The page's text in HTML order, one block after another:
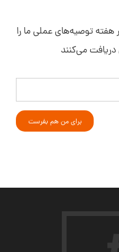
هر هفته توصیه‌های عملی ما را
می‌کنند